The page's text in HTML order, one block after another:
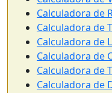
Calculadora de
Calculadora de
Calculadora de
Calculadora de
Calculadora de
Calculadora de